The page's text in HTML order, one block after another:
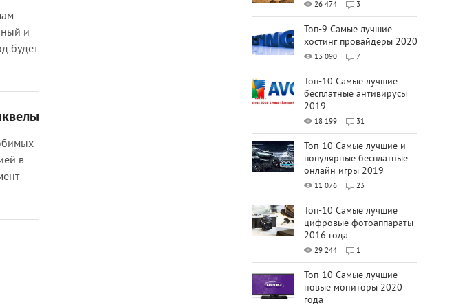
и
будет
в
26 474 3
Топ-9 Самые лучшие
хостинг провайдеры 2020
13 090 7
Топ-10 Самые лучшие
бесплатные антивирусы
2019
18 199 31
Топ-10 Самые лучшие и
популярные бесплатные
онлайн игры 2019
11 076 23
Топ-10 Самые лучшие
цифровые фотоаппараты
2016 года
29 244 1
Топ-10 Самые лучшие
новые мониторы 2020
года